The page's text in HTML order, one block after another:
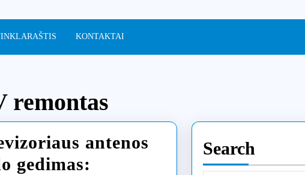
KONTAKTAI
remontas
antenos
gedimas:
Search